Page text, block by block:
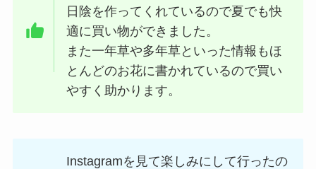
日陰を作ってくれているので夏でも快
適に買い物ができました。
また一年草や多年草といった情報もほ
とんどのお花に書かれているので買い
やすく助かります。
Instagramを見て楽しみにして行ったの